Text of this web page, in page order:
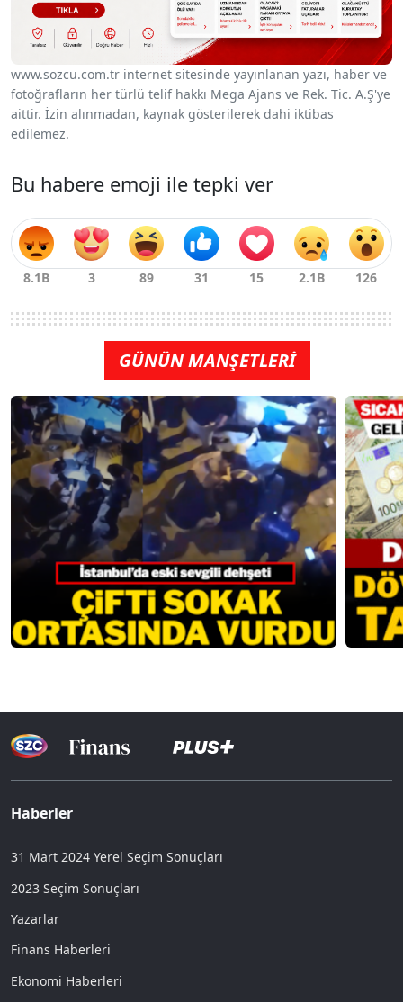
www.sozcu.com.tr internet sitesinde yayınlanan yazı, haber ve
fotoğrafların her türlü telif hakkı Mega Ajans ve Rek. Tic. A.Ş'ye
aittir. İzin alınmadan, kaynak gösterilerek dahi iktibas
edilemez.
Bu habere emoji ile tepki ver
GÜNÜN MANŞETLERİ
Haberler
31 Mart 2024 Yerel Seçim Sonuçları
2023 Seçim Sonuçları
Yazarlar
Finans Haberleri
Ekonomi Haberleri